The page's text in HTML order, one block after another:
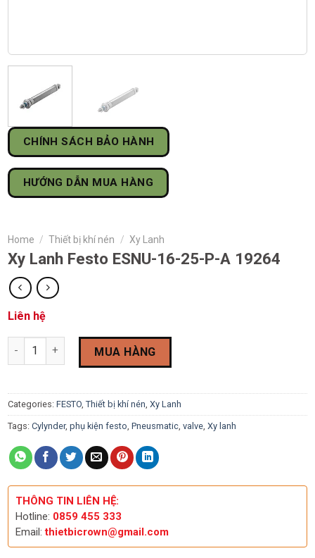
CHÍNH SÁCH BẢO HÀNH
HƯỚNG DẪN MUA HÀNG
Home / Thiết bị khí nén / Xy Lanh
Xy Lanh Festo ESNU-16-25-P-A 19264
Liên hệ
Xy Lanh Festo ESNU-16-25-P-A 19264 quantity
MUA HÀNG
Categories: FESTO, Thiết bị khí nén, Xy Lanh
Tags: Cylynder, phụ kiện festo, Pneusmatic, valve, Xy lanh
THÔNG TIN LIÊN HỆ:
Hotline: 0859 455 333
Email:thietbicrown@gmail.com